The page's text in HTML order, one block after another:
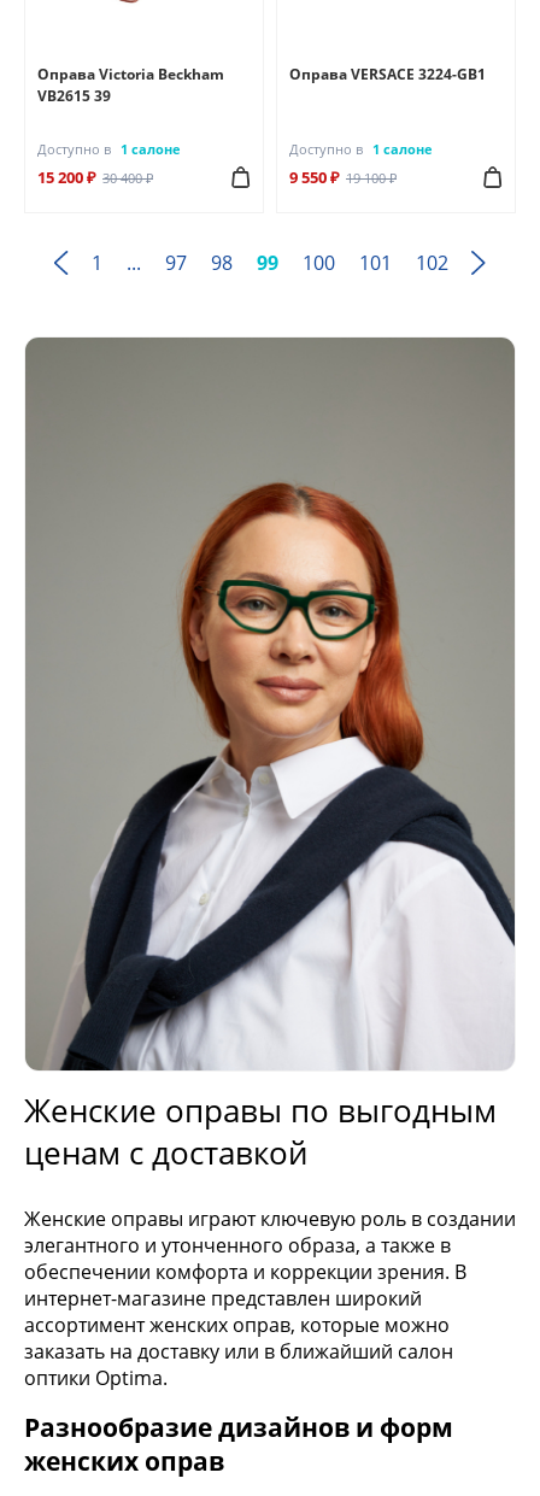
Оправа Victoria Beckham
VB2615 39
Доступно в 1 салоне
15 200 ₽ 30 400 ₽
Оправа VERSACE 3224-GB1
Доступно в 1 салоне
9 550 ₽ 19 100 ₽
1 ... 97 98 99 100 101 102
Женские оправы по выгодным
ценам с доставкой
Женские оправы играют ключевую роль в создании
элегантного и утонченного образа, а также в
обеспечении комфорта и коррекции зрения. В
интернет-магазине представлен широкий
ассортимент женских оправ, которые можно
заказать на доставку или в ближайший салон
оптики Optima.
Разнообразие дизайнов и форм
женских оправ